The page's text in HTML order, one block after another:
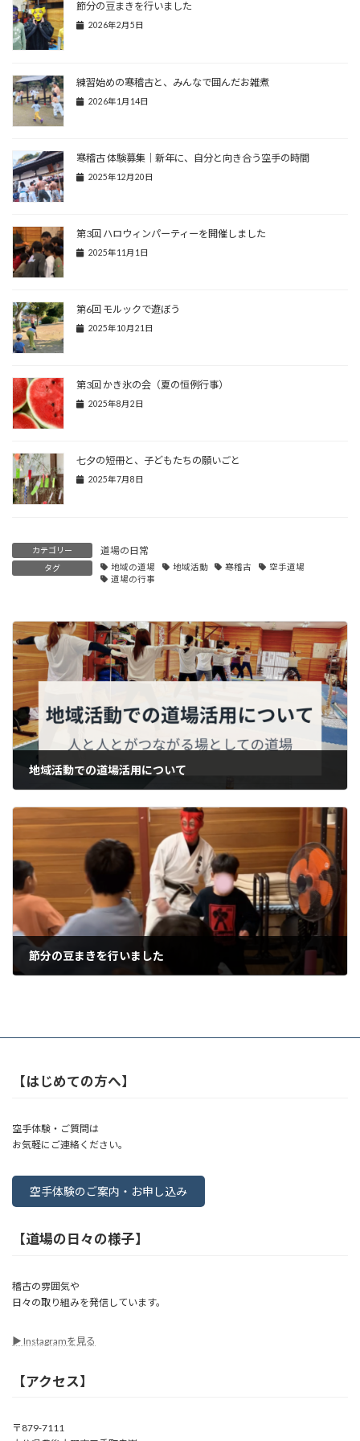
節分の豆まきを行いました
2026年2月5日
練習始めの寒稽古と、みんなで囲んだお雑煮
2026年1月14日
寒稽古 体験募集｜新年に、自分と向き合う空手の時間
2025年12月20日
第3回 ハロウィンパーティーを開催しました
2025年11月1日
第6回 モルックで遊ぼう
2025年10月21日
第3回 かき氷の会（夏の恒例行事）
2025年8月2日
七夕の短冊と、子どもたちの願いごと
2025年7月8日
カテゴリー 道場の日常
タグ 地域の道場 地域活動 寒稽古
空手道場
道場の行事
地域活動での道場活用について
節分の豆まきを行いました
【はじめての方へ】
空手体験・ご質問は
お気軽にご連絡ください。
空手体験のご案内・お申し込み
【道場の日々の様子】
稽古の雰囲気や
日々の取り組みを発信しています。
▶︎ Instagramを見る
【アクセス】
〒879-7111